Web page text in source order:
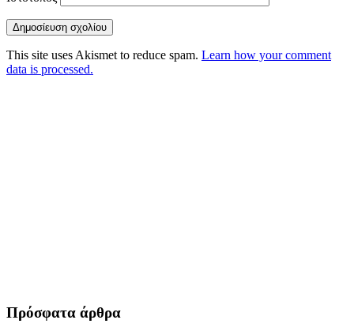
This site uses Akismet to reduce spam. Learn how your comment
data is processed.
Πρόσφατα άρθρα